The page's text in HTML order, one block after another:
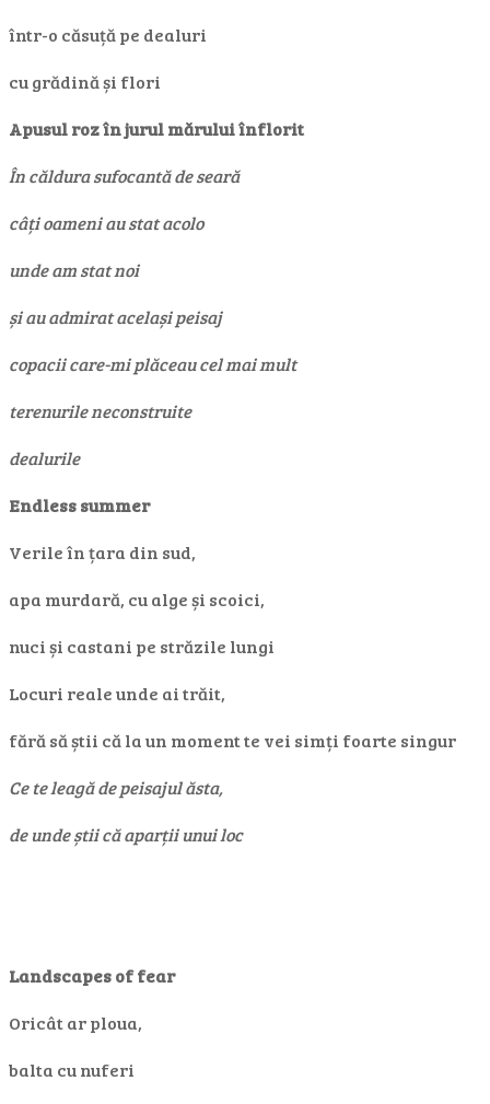
într-o căsuță pe dealuri
cu grădină și flori
Apusul roz în jurul mărului înflorit
În căldura sufocantă de seară
câți oameni au stat acolo
unde am stat noi
și au admirat același peisaj
copacii care-mi plăceau cel mai mult
terenurile neconstruite
dealurile
Endless summer
Verile în țara din sud,
apa murdară, cu alge și scoici,
nuci și castani pe străzile lungi
Locuri reale unde ai trăit,
fără să știi că la un moment te vei simți foarte singur
Ce te leagă de peisajul ăsta,
de unde știi că aparții unui loc
Landscapes of fear
Oricât ar ploua,
balta cu nuferi